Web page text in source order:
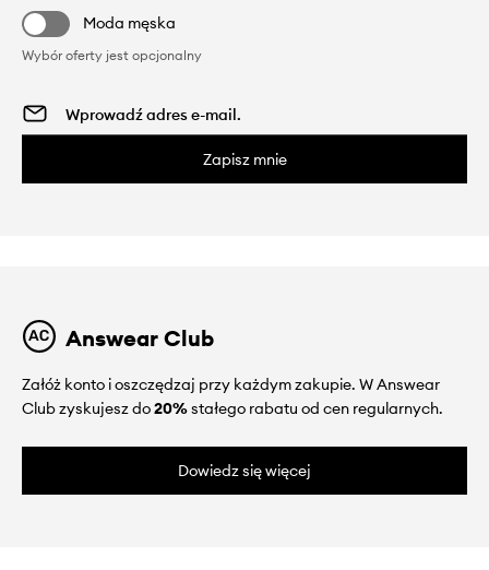
Moda męska
Wybór oferty jest opcjonalny
Zapisz mnie
Answear Club
Załóż konto i oszczędzaj przy każdym zakupie. W Answear
Club zyskujesz do20%stałego rabatu od cen regularnych.
Dowiedz się więcej